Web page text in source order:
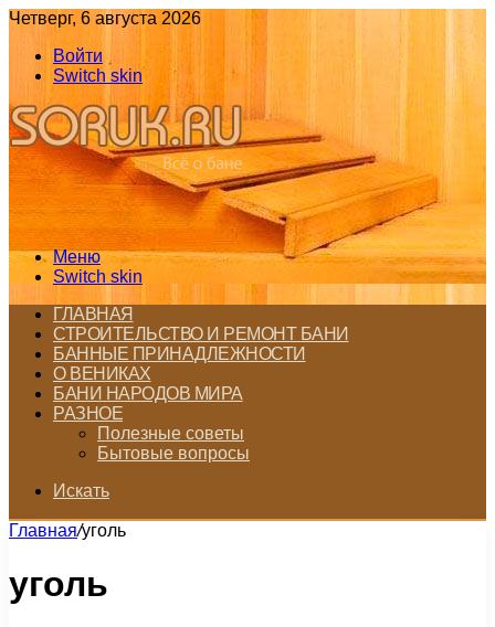
Четверг, 6 августа 2026
Войти
Switch skin
Меню
Switch skin
ГЛАВНАЯ
СТРОИТЕЛЬСТВО И РЕМОНТ БАНИ
БАННЫЕ ПРИНАДЛЕЖНОСТИ
О ВЕНИКАХ
БАНИ НАРОДОВ МИРА
РАЗНОЕ
Полезные советы
Бытовые вопросы
Искать
Главная/уголь
уголь